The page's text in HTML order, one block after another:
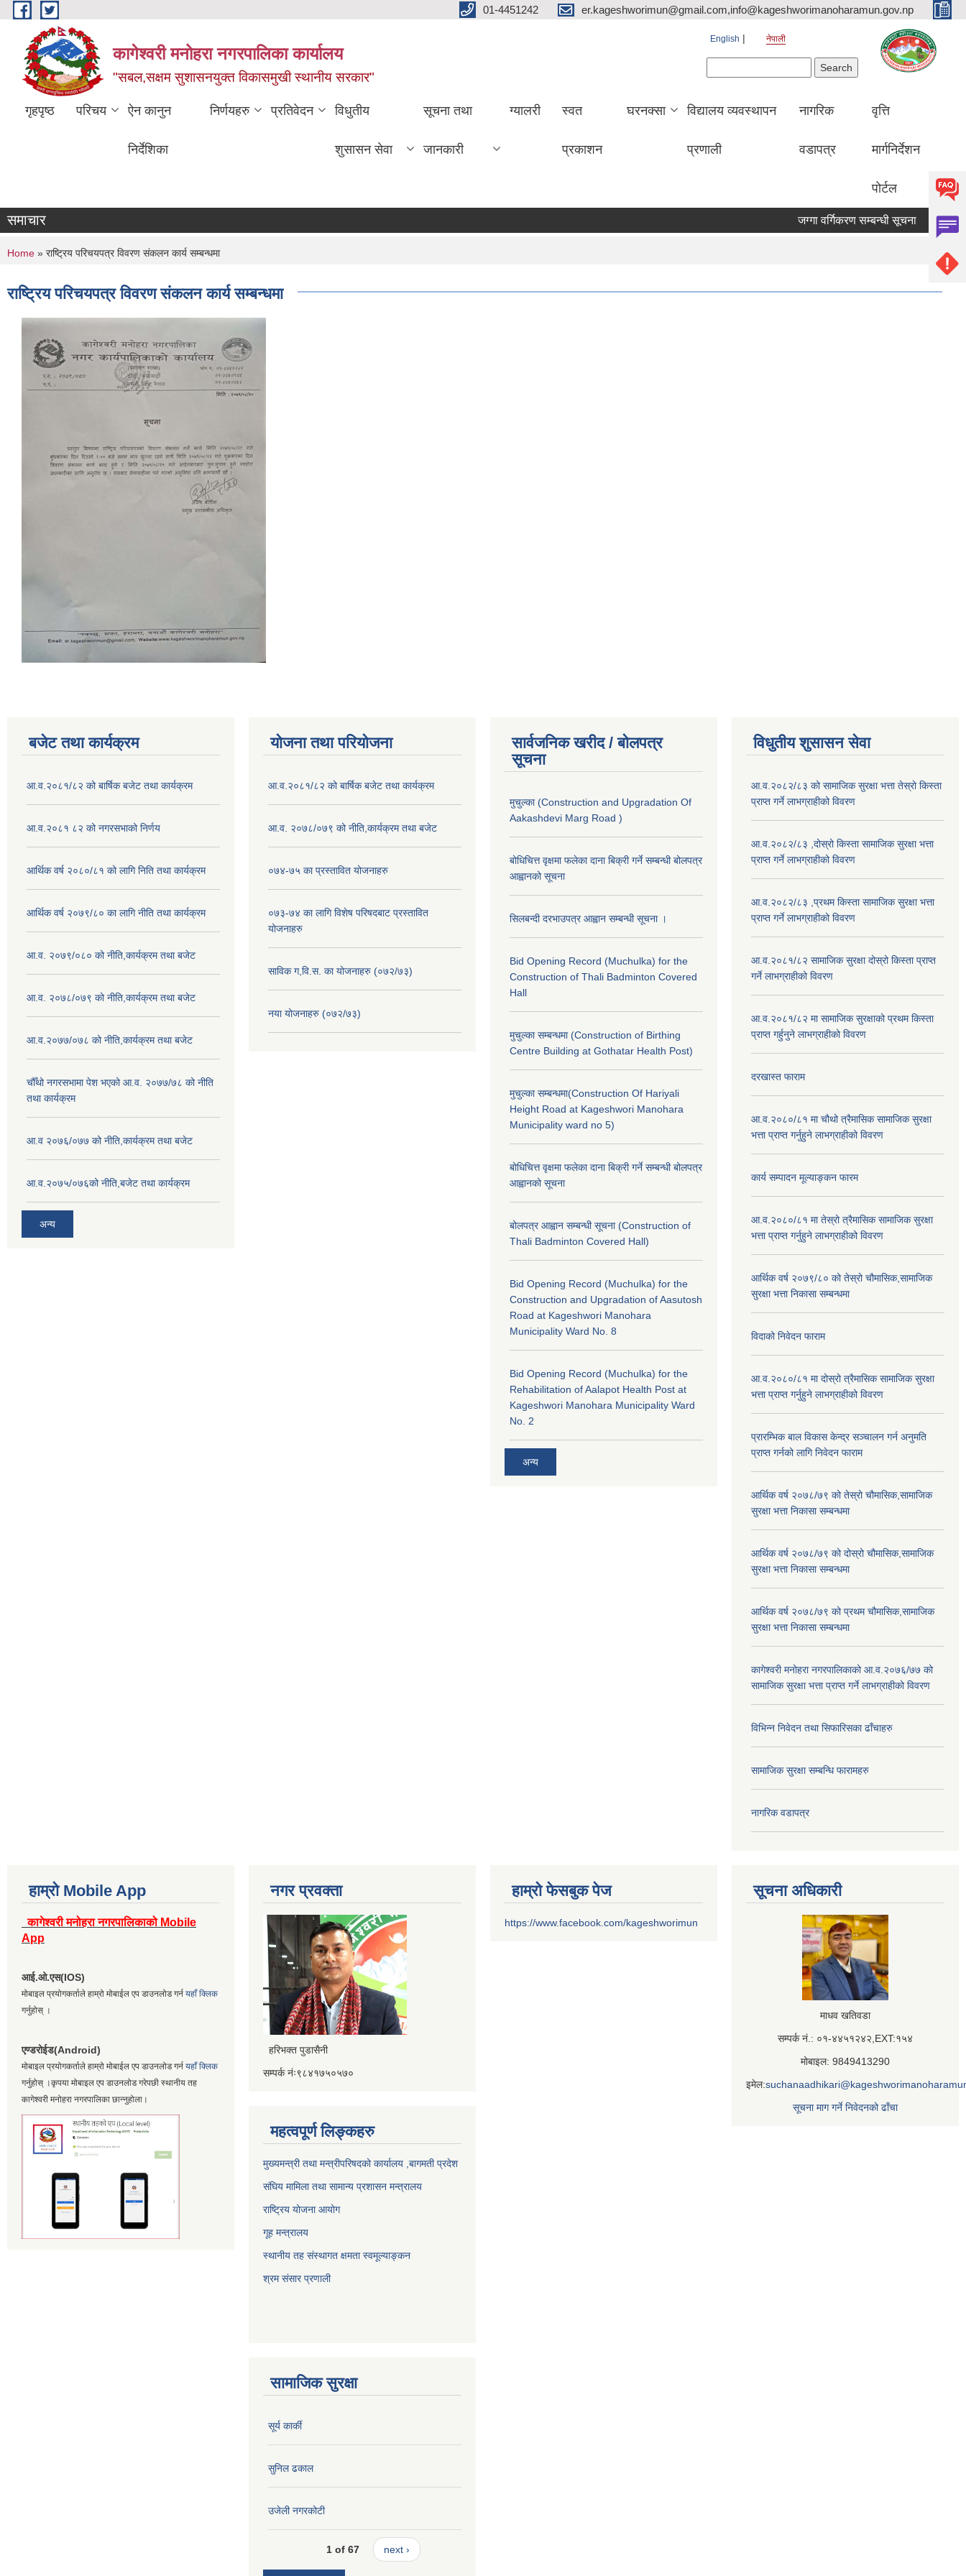
Skip to main content 01-4451242 er.kageshworimun@gmail.com,info@kageshworimanoharamun.gov.np
कागेश्वरी मनोहरा नगरपालिका कार्यालय
"सबल,सक्षम सुशासनयुक्त विकासमुखी स्थानीय सरकार"
English नेपाली
गृहपृष्ठ परिचय ऐन कानुन
निर्देशिका
निर्णयहरु प्रतिवेदन विधुतीय
शुसासन सेवा
सूचना तथा
जानकारी
ग्यालरी स्वत
प्रकाशन
घरनक्सा विद्यालय व्यवस्थापन
प्रणाली
नागरिक
वडापत्र
वृत्ति
मार्गनिर्देशन
पोर्टल
समाचार जग्गा वर्गिकरण सम्बन्धी सूचना श्री सिद्दि
You are here
Home » राष्ट्रिय परिचयपत्र विवरण संकलन कार्य सम्बन्धमा
राष्ट्रिय परिचयपत्र विवरण संकलन कार्य सम्बन्धमा
बजेट तथा कार्यक्रम
आ.व.२०८१/८२ को बार्षिक बजेट तथा कार्यक्रम
आ.व.२०८१ ८२ को नगरसभाको निर्णय
आर्थिक वर्ष २०८०/८१ को लागि निति तथा कार्यक्रम
आर्थिक वर्ष २०७९/८० का लागि नीति तथा कार्यक्रम
आ.व. २०७९/०८० को नीति,कार्यक्रम तथा बजेट
आ.व. २०७८/०७९ को नीति,कार्यक्रम तथा बजेट
आ.व.२०७७/०७८ को नीति,कार्यक्रम तथा बजेट
चौँथो नगरसभामा पेश भएको आ.व. २०७७/७८ को नीति
तथा कार्यक्रम
आ.व २०७६/०७७ को नीति,कार्यक्रम तथा बजेट
आ.व.२०७५/०७६को नीति,बजेट तथा कार्यक्रम
अन्य
योजना तथा परियोजना
आ.व.२०८१/८२ को बार्षिक बजेट तथा कार्यक्रम
आ.व. २०७८/०७९ को नीति,कार्यक्रम तथा बजेट
०७४-७५ का प्रस्तावित योजनाहरु
०७३-७४ का लागि विशेष परिषदबाट प्रस्तावित
योजनाहरु
साविक ग,वि.स. का योजनाहरु (०७२/७३)
नया योजनाहरु (०७२/७३)
सार्वजनिक खरीद / बोलपत्र
सूचना
मुचुल्का (Construction and Upgradation Of
Aakashdevi Marg Road )
बोधिचित्त वृक्षमा फलेका दाना बिक्री गर्ने सम्बन्धी बोलपत्र
आह्वानको सूचना
सिलबन्दी दरभाउपत्र आह्वान सम्बन्धी सूचना ।
Bid Opening Record (Muchulka) for the
Construction of Thali Badminton Covered
Hall
मुचुल्का सम्बन्धमा (Construction of Birthing
Centre Building at Gothatar Health Post)
मुचुल्का सम्बन्धमा(Construction Of Hariyali
Height Road at Kageshwori Manohara
Municipality ward no 5)
बोधिचित्त वृक्षमा फलेका दाना बिक्री गर्ने सम्बन्धी बोलपत्र
आह्वानको सूचना
बोलपत्र आह्वान सम्बन्धी सूचना (Construction of
Thali Badminton Covered Hall)
Bid Opening Record (Muchulka) for the
Construction and Upgradation of Aasutosh
Road at Kageshwori Manohara
Municipality Ward No. 8
Bid Opening Record (Muchulka) for the
Rehabilitation of Aalapot Health Post at
Kageshwori Manohara Municipality Ward
No. 2
अन्य
विधुतीय शुसासन सेवा
आ.व.२०८२/८३ को सामाजिक सुरक्षा भत्ता तेस्रो किस्ता
प्राप्त गर्ने लाभग्राहीको विवरण
आ.व.२०८२/८३ ,दोस्रो किस्ता सामाजिक सुरक्षा भत्ता
प्राप्त गर्ने लाभग्राहीको विवरण
आ.व.२०८२/८३ ,प्रथम किस्ता सामाजिक सुरक्षा भत्ता
प्राप्त गर्ने लाभग्राहीको विवरण
आ.व.२०८१/८२ सामाजिक सुरक्षा दोस्रो किस्ता प्राप्त
गर्ने लाभग्राहीको विवरण
आ.व.२०८१/८२ मा सामाजिक सुरक्षाको प्रथम किस्ता
प्राप्त गर्हुनुने लाभग्राहीको विवरण
दरखास्त फाराम
आ.व.२०८०/८१ मा चौथो त्रैमासिक सामाजिक सुरक्षा
भत्ता प्राप्त गर्नुहुने लाभग्राहीको विवरण
कार्य सम्पादन मूल्याङ्कन फारम
आ.व.२०८०/८१ मा तेस्रो त्रैमासिक सामाजिक सुरक्षा
भत्ता प्राप्त गर्नुहुने लाभग्राहीको विवरण
आर्थिक वर्ष २०७९/८० को तेस्रो चौमासिक,सामाजिक
सुरक्षा भत्ता निकासा सम्बन्धमा
विदाको निवेदन फाराम
आ.व.२०८०/८१ मा दोस्रो त्रैमासिक सामाजिक सुरक्षा
भत्ता प्राप्त गर्नुहुने लाभग्राहीको विवरण
प्रारम्भिक बाल विकास केन्द्र सञ्चालन गर्न अनुमति
प्राप्त गर्नको लागि निवेदन फाराम
आर्थिक वर्ष २०७८/७९ को तेस्रो चौमासिक,सामाजिक
सुरक्षा भत्ता निकासा सम्बन्धमा
आर्थिक वर्ष २०७८/७९ को दोस्रो चौमासिक,सामाजिक
सुरक्षा भत्ता निकासा सम्बन्धमा
आर्थिक वर्ष २०७८/७९ को प्रथम चौमासिक,सामाजिक
सुरक्षा भत्ता निकासा सम्बन्धमा
कागेश्वरी मनोहरा नगरपालिकाको आ.व.२०७६/७७ को
सामाजिक सुरक्षा भत्ता प्राप्त गर्ने लाभग्राहीको विवरण
विभिन्न निवेदन तथा सिफारिसका ढाँचाहरु
सामाजिक सुरक्षा सम्बन्धि फारामहरु
नागरिक वडापत्र
हाम्रो Mobile App
कागेश्वरी मनोहरा नगरपालिकाको Mobile
App
आई.ओ.एस(IOS)
मोबाइल प्रयोगकर्ताले हाम्रो मोबाईल एप डाउनलोड गर्न यहाँ क्लिक
गर्नुहोस् ।
एण्डरोईड(Android)
मोबाइल प्रयोगकर्ताले हाम्रो मोबाईल एप डाउनलोड गर्न यहाँ क्लिक
गर्नुहोस् ।कृपया मोबाइल एप डाउनलोड गरेपछी स्थानीय तह
कागेश्वरी मनोहरा नगरपालिका छान्नुहोला।
नगर प्रवक्ता
हरिभक्त पुडासैनी
सम्पर्क नंः९८४१७५०५७०
महत्वपूर्ण लिङ्कहरु
मुख्यमन्त्री तथा मन्त्रीपरिषदको कार्यालय ,बागमती प्रदेश
संघिय मामिला तथा सामान्य प्रशासन मन्त्रालय
राष्ट्रिय योजना आयोग
गूह मन्त्रालय
स्थानीय तह संस्थागत क्षमता स्वमूल्याङ्कन
श्रम संसार प्रणाली
सामाजिक सुरक्षा
सूर्य कार्की
सुनिल ढकाल
उजेली नगरकोटी
1 of 67 next ›
हाम्रो फेसबुक पेज
https://www.facebook.com/kageshworimun
सूचना अधिकारी
माधव खतिवडा
सम्पर्क नं.: ०१-४४५१२४२,EXT:१५४
मोबाइल: 9849413290
इमेल:
सूचना माग गर्ने निवेदनको ढाँचा